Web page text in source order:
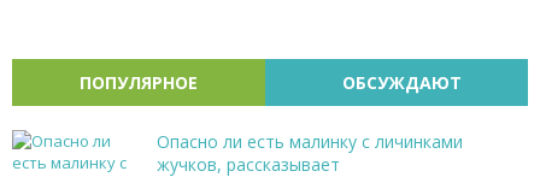
ПОПУЛЯРНОЕ ОБСУЖДАЮТ
Опасно ли есть малинку с личинками
жучков, рассказывает